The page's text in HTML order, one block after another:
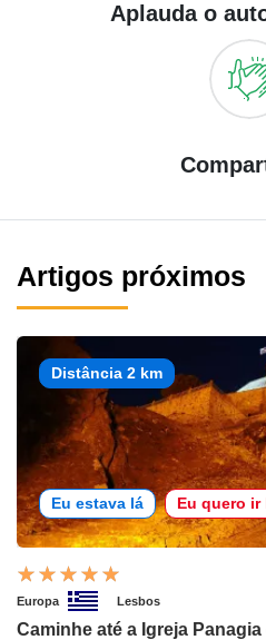
Aplauda o
Artigos próximos
Distância 2 km
Eu estava lá Eu quero ir
Europa Lesbos
Caminhe até a Igreja Panagia